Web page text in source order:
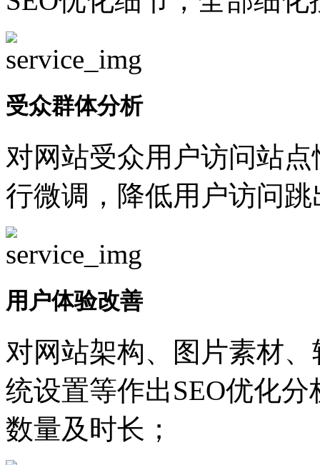
受众群体分析
对网站受众用户访问站
行微调，降低用户访问
用户体验改善
对网站架构、图片素材
统设置等作出SEO优化
数量及时长；